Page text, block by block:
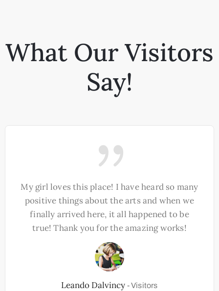
What Our Visitors
Say!
My girl loves this place! I have heard so many
positive things about the arts and when we
finally arrived here, it all happened to be
true! Thank you for the amazing works!
Leando Dalvincy -Visitors